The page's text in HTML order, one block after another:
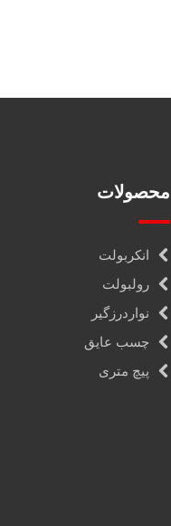
محصولات
انکربولت
رولبولت
نواردرزگیر
چسب عایق
پیچ متری